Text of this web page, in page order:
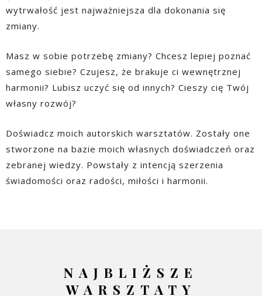
wytrwałość jest najważniejsza dla dokonania się
zmiany.
Masz w sobie potrzebę zmiany? Chcesz lepiej poznać
samego siebie? Czujesz, że brakuje ci wewnętrznej
harmonii? Lubisz uczyć się od innych? Cieszy cię Twój
własny rozwój?
Doświadcz moich autorskich warsztatów. Zostały one
stworzone na bazie moich własnych doświadczeń oraz
zebranej wiedzy. Powstały z intencją szerzenia
świadomości oraz radości, miłości i harmonii.
NAJBLIŻSZE
WARSZTATY